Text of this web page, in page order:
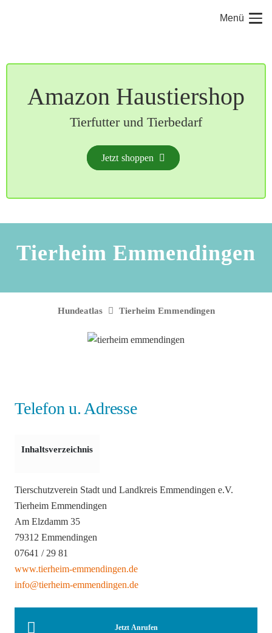
Menü
Amazon Haustiershop
Tierfutter und Tierbedarf
Jetzt shoppen
Tierheim Emmendingen
Hundeatlas Tierheim Emmendingen
Telefon u. Adresse
Inhaltsverzeichnis
Tierschutzverein Stadt und Landkreis Emmendingen e.V.
Tierheim Emmendingen
Am Elzdamm 35
79312 Emmendingen
07641 / 29 81
www.tierheim-emmendingen.de
info@tierheim-emmendingen.de
Jetzt Anrufen